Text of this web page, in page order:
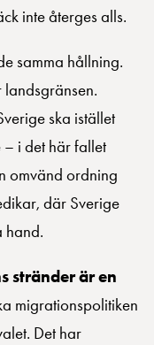
inte återges alls.
samma hållning.
landsgränsen.
ska istället
i det här fallet
omvänd ordning
där Sverige
hand.
stränder är en
migrationspolitiken
Det har